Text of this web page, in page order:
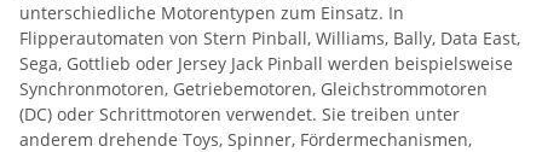
unterschiedliche Motorentypen zum Einsatz. In
Flipperautomaten von Stern Pinball, Williams, Bally, Data East,
Sega, Gottlieb oder Jersey Jack Pinball werden beispielsweise
Synchronmotoren, Getriebemotoren, Gleichstrommotoren
(DC) oder Schrittmotoren verwendet. Sie treiben unter
anderem drehende Toys, Spinner, Fördermechanismen,